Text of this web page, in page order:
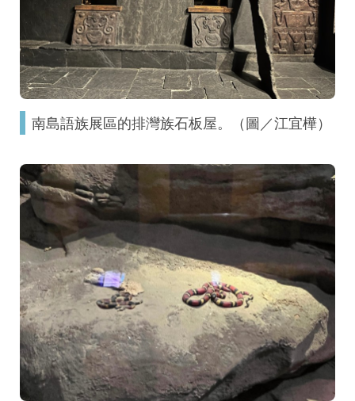
南島語族展區的排灣族石板屋。（圖／江宜樺）